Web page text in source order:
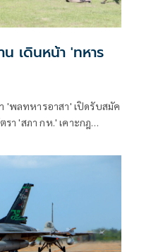
เดินหน้า 'ทหาร
'พลทหารอาสา' เปิดรับสมัค
า 'สภา กห.' เคาะกฎ